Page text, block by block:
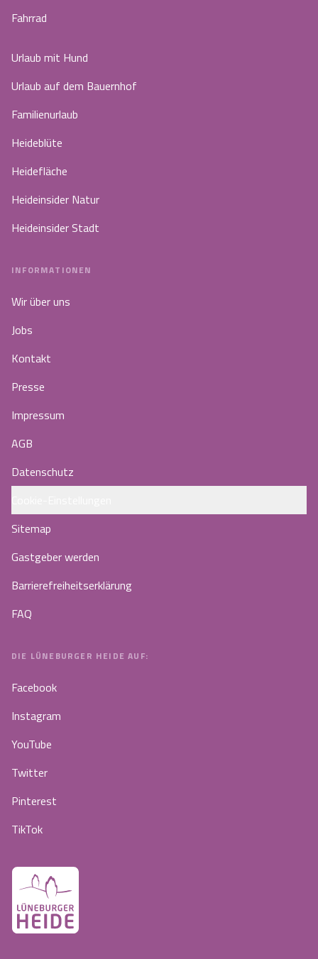
Fahrrad
Urlaub mit Hund
Urlaub auf dem Bauernhof
Familienurlaub
Heideblüte
Heidefläche
Heideinsider Natur
Heideinsider Stadt
INFORMATIONEN
Wir über uns
Jobs
Kontakt
Presse
Impressum
AGB
Datenschutz
Sitemap
Gastgeber werden
Barrierefreiheitserklärung
FAQ
DIE LÜNEBURGER HEIDE AUF:
Facebook
Instagram
YouTube
Twitter
Pinterest
TikTok